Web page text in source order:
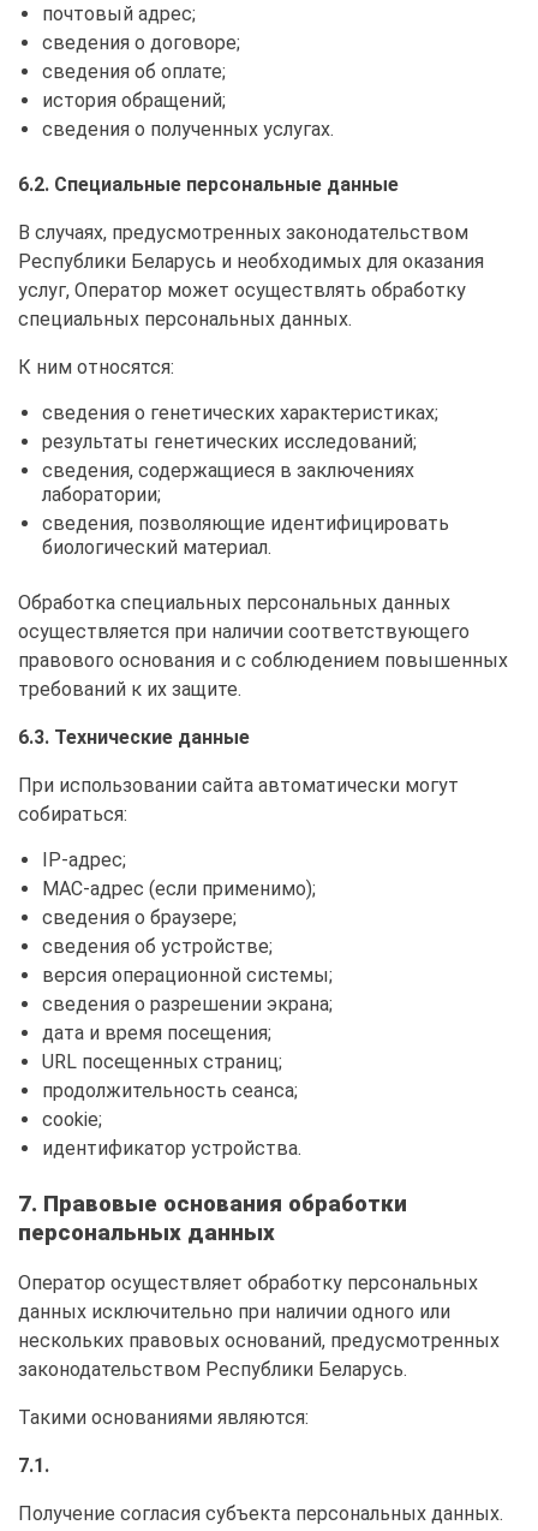
почтовый адрес;
сведения о договоре;
сведения об оплате;
история обращений;
сведения о полученных услугах.
6.2. Специальные персональные данные
В случаях, предусмотренных законодательством
Республики Беларусь и необходимых для оказания
услуг, Оператор может осуществлять обработку
специальных персональных данных.
К ним относятся:
сведения о генетических характеристиках;
результаты генетических исследований;
сведения, содержащиеся в заключениях
лаборатории;
сведения, позволяющие идентифицировать
биологический материал.
Обработка специальных персональных данных
осуществляется при наличии соответствующего
правового основания и с соблюдением повышенных
требований к их защите.
6.3. Технические данные
При использовании сайта автоматически могут
собираться:
IP-адрес;
MAC-адрес (если применимо);
сведения о браузере;
сведения об устройстве;
версия операционной системы;
сведения о разрешении экрана;
дата и время посещения;
URL посещенных страниц;
продолжительность сеанса;
cookie;
идентификатор устройства.
7. Правовые основания обработки
персональных данных
Оператор осуществляет обработку персональных
данных исключительно при наличии одного или
нескольких правовых оснований, предусмотренных
законодательством Республики Беларусь.
Такими основаниями являются:
7.1.
Получение согласия субъекта персональных данных.